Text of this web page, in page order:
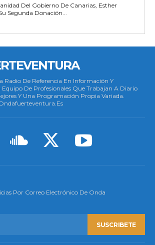
Del Gobierno De Canarias, Esther
Segunda Donación...
Radio De Referencia En Información Y
De Profesionales Que Trabajan A Diario
Y Una Programación Propia Variada.
Por Correo Electrónico De Onda
SUSCRIBETE